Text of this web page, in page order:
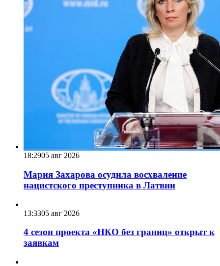
18:2905 авг 2026
Мария Захарова осудила восхваление
нацистского преступника в Латвии
13:3305 авг 2026
4 сезон проекта «НКО без границ» открыт к
заявкам